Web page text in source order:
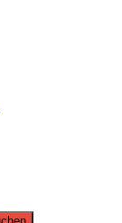
Haustechnik